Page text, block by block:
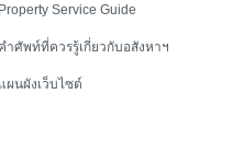
Property Service Guide
คำศัพท์ที่ควรรู้เกี่ยวกับอสังหาฯ
แผนผังเว็บไซต์